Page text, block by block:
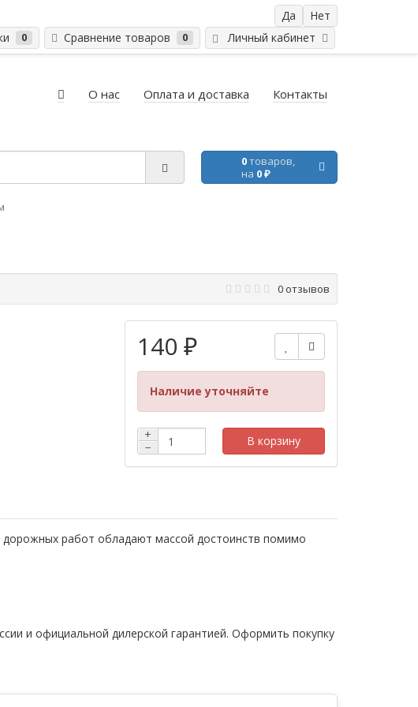
Личный кабинет
0 Сравнение товаров 0
О нас Оплата и доставка Контакты
0товаров,
на 0 ₽
0 отзывов
140 ₽
Наличие уточняйте
+
−
В корзину
работ обладают массой достоинств помимо
и официальной дилерской гарантией. Оформить покупку